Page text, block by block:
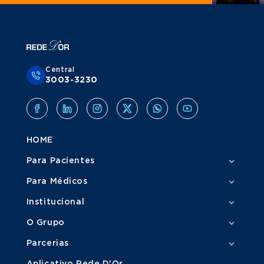
Central
3003-3230
HOME
Para Pacientes
Para Médicos
Institucional
O Grupo
Parcerias